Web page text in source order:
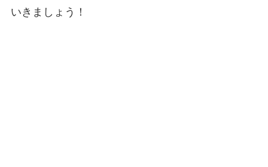
いきましょう！